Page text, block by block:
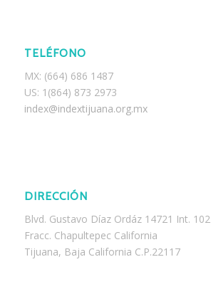
TELÉFONO
MX: (664) 686 1487
US: 1(864) 873 2973
index@indextijuana.org.mx
DIRECCIÓN
Blvd. Gustavo Díaz Ordáz 14721 Int. 102
Fracc. Chapultepec California
Tijuana, Baja California C.P.22117